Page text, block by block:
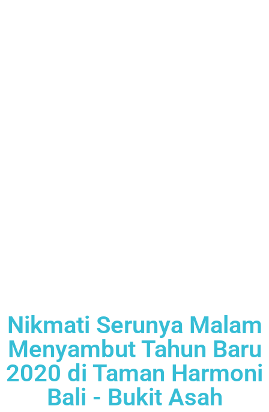
Nikmati Serunya Malam
Menyambut Tahun Baru
2020 di Taman Harmoni
Bali - Bukit Asah